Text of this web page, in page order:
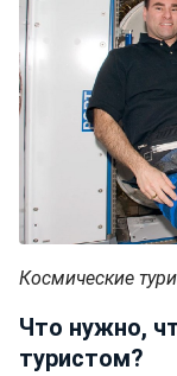
Космические
Что нужно,
туристом?